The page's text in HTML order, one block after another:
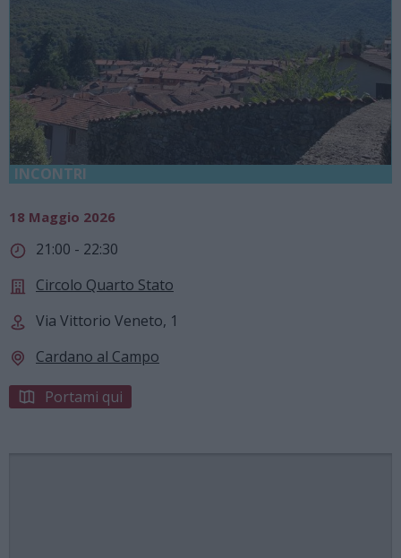
INCONTRI
18 Maggio 2026
21:00 - 22:30
Circolo Quarto Stato
Via Vittorio Veneto, 1
Cardano al Campo
Portami qui